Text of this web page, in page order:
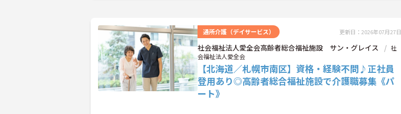
通所介護（デイサービス） 更新日：2026年07月27日
社会福祉法人愛全会高齢者総合福祉施設 サン・グレイス
社
会福祉法人愛全会
【北海道／札幌市南区】資格・経験不問♪正社員
登用あり◎高齢者総合福祉施設で介護職募集《パ
ート》